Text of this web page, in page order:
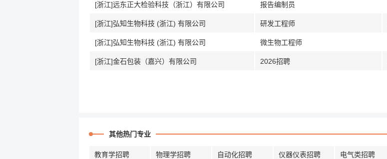
[浙江]远东正大检验科技（浙江）有限公司 报告编制员
[浙江]弘知生物科技 (浙江) 有限公司 研发工程师
[浙江]弘知生物科技 (浙江) 有限公司 微生物工程师
[浙江]金石包装（嘉兴）有限公司 2026招聘
其他热门专业
教育学招聘 物理学招聘 自动化招聘 仪器仪表招聘 电气类招聘